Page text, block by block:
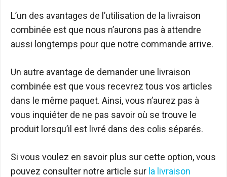
L’un des avantages de l’utilisation de la livraison
combinée est que nous n’aurons pas à attendre
aussi longtemps pour que notre commande arrive.
Un autre avantage de demander une livraison
combinée est que vous recevrez tous vos articles
dans le même paquet. Ainsi, vous n’aurez pas à
vous inquiéter de ne pas savoir où se trouve le
produit lorsqu’il est livré dans des colis séparés.
Si vous voulez en savoir plus sur cette option, vous
pouvez consulter notre article sur la livraison